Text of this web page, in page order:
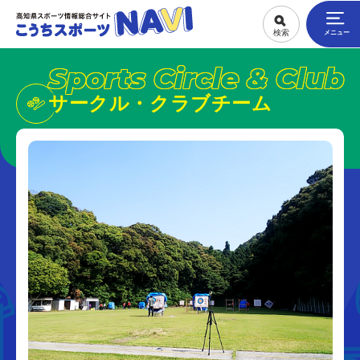
Sports Circle & Club
サークル・クラブチーム